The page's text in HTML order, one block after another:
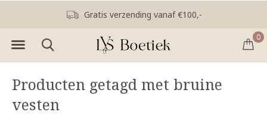
0
Gratis verzending vanaf €100,-
Producten getagd met bruine
vesten